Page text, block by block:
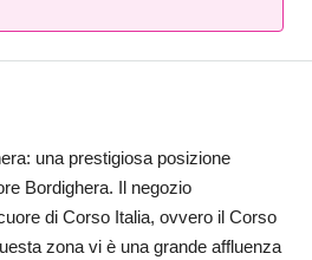
una prestigiosa posizione
Bordighera. Il negozio
di Corso Italia, ovvero il Corso
zona vi è una grande affluenza